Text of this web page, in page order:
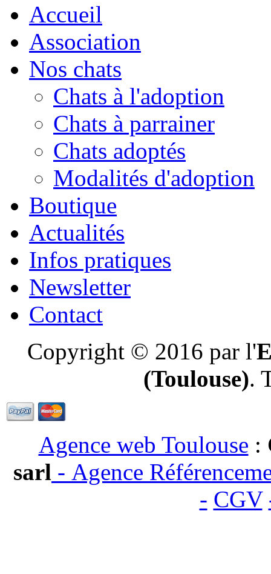
Accueil
Association
Nos chats
Chats à l'adoption
Chats à parrainer
Chats adoptés
Modalités d'adoption
Boutique
Actualités
Infos pratiques
Newsletter
Contact
Copyright © 2016 par l'
(Toulouse).
Agence web Toulouse :
sarl - Agence
- CGV